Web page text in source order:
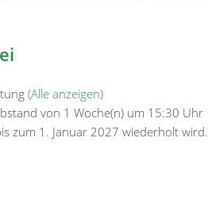
(Alle anzeigen)
von 1 Woche(n) um 15:30 Uhr
zum 1. Januar 2027 wiederholt wird.